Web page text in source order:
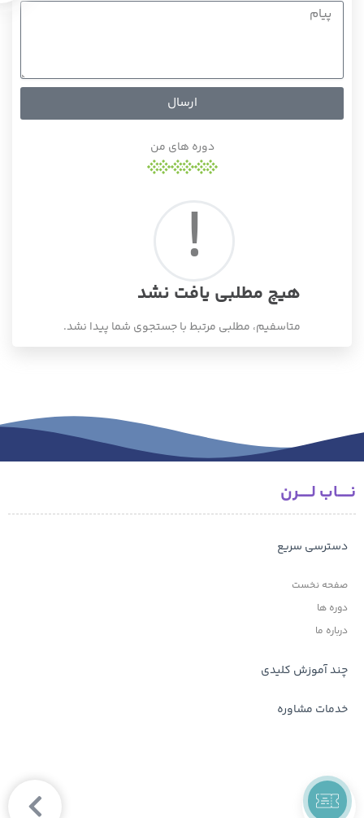
ارسال
دوره های من
!
هیچ مطلبی یافت نشد
متاسفیم، مطلبی مرتبط با جستجوی شما پیدا نشد.
نـــــاب لـــــرن
دسترسی سریع
صفحه نخست
دوره ها
درباره ما
چند آموزش کلیدی
خدمات مشاوره